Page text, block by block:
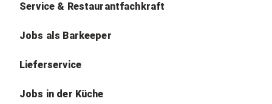
Service & Restaurantfachkraft
Jobs als Barkeeper
Lieferservice
Jobs in der Küche